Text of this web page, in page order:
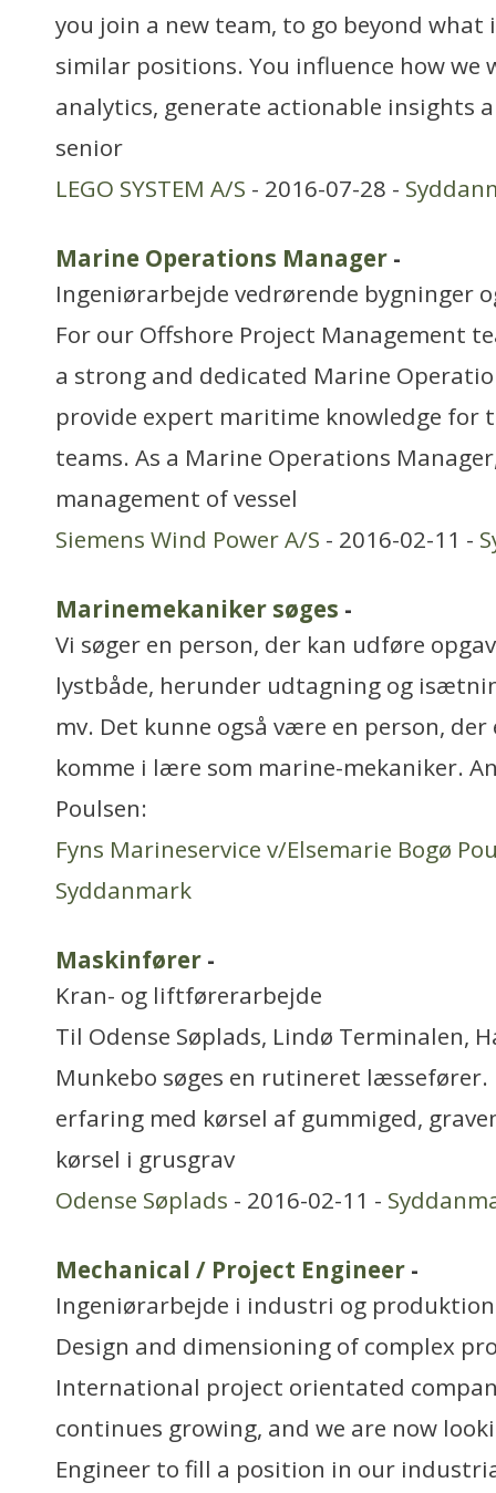
you join a new team, to go beyond
similar positions. You influence how we
analytics, generate actionable insights
senior
LEGO SYSTEM A/S - 2016-07-28 -
Marine Operations Manager -
Ingeniørarbejde vedrørende bygninger
For our Offshore Project Management
a strong and dedicated Marine
provide expert maritime knowledge for
teams. As a Marine Operations
management of vessel
Siemens Wind Power A/S - 2016-02-11 -
Marinemekaniker søges -
Vi søger en person, der kan udføre
lystbåde, herunder udtagning og
mv. Det kunne også være en person,
komme i lære som marine-mekaniker.
Poulsen:
Fyns Marineservice v/Elsemarie Bogø
Syddanmark
Maskinfører -
Kran- og liftførerarbejde
Til Odense Søplads, Lindø Terminalen,
Munkebo søges en rutineret
erfaring med kørsel af gummiged,
kørsel i grusgrav
Odense Søplads - 2016-02-11 -
Mechanical / Project Engineer -
Ingeniørarbejde i industri og produktion
Design and dimensioning of complex
International project orientated
continues growing, and we are now
Engineer to fill a position in our